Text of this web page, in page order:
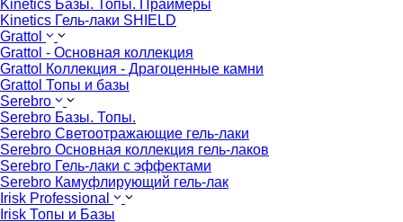
Kinetics Базы. Топы. Праймеры
Kinetics Гель-лаки SHIELD
Grattol
Grattol - Oснoвнaя коллекция
Grattol Коллекция - Драгоценные камни
Grattol Топы и базы
Serebro
Serebro Базы. Топы.
Serebro Светоотражающие гель-лаки
Serebro Основная коллекция гель-лаков
Serebro Гель-лаки с эффектами
Serebro Камуфлирующий гель-лак
Irisk Professional
Irisk Топы и Базы